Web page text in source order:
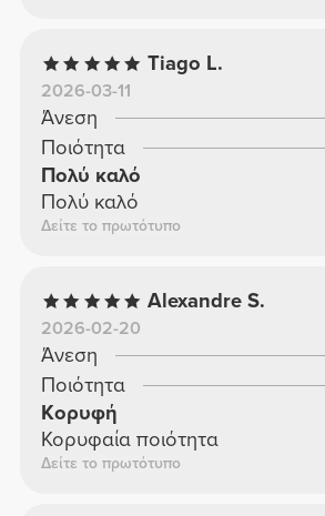
Tiago L.
2026-03-11
Άνεση
Ποιότητα
Πολύ καλό
Πολύ καλό
Δείτε το πρωτότυπο
Alexandre S.
2026-02-20
Άνεση
Ποιότητα
Κορυφή
Κορυφαία ποιότητα
Δείτε το πρωτότυπο